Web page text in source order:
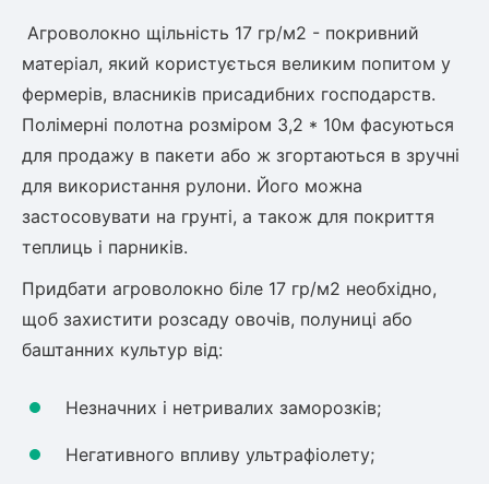
Мирт
Мушмула
Персик
Нектарин
Алича
Айва
Агрус
Виноград
Актинідія
Ірга
Ківі
Тамарикс
Декоративні кущі
Пієріс Японський
Бересклет
Вейгела
Барбарис
Пухироплідник
Спірея
Дерен
Бузок
Жасмин (Чубушник)
Сітка затіняюча
Садова техніка
Рубальні машини
Граблі тракторні
Картоплесаджалки
Картоплекопалки
Сажалки для чеснока
Навантажувачі
Агроволокно щільність 17 гр/м2 - покривний
матеріал, який користується великим попитом у
фермерів, власників присадибних господарств.
Полімерні полотна розміром 3,2 * 10м фасуються
для продажу в пакети або ж згортаються в зручні
для використання рулони. Його можна
застосовувати на грунті, а також для покриття
теплиць і парників.
Придбати агроволокно біле 17 гр/м2 необхідно,
щоб захистити розсаду овочів, полуниці або
баштанних культур від:
Незначних і нетривалих заморозків;
Негативного впливу ультрафіолету;